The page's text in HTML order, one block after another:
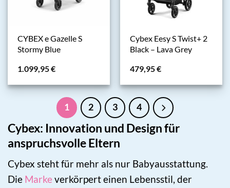
CYBEX e Gazelle S
Stormy Blue
1.099,95€
Cybex Eesy S Twist+ 2
Black – Lava Grey
479,95€
1 2 3 4
Cybex: Innovation und Design für
anspruchsvolle Eltern
Cybex steht für mehr als nur Babyausstattung.
Die Marke verkörpert einen Lebensstil, der